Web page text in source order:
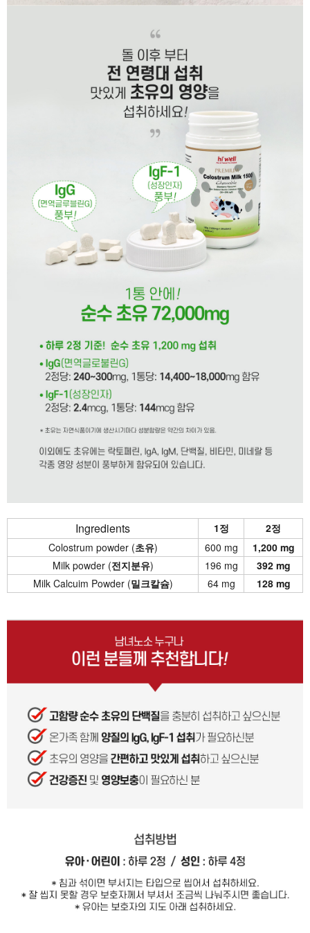
Ingredients 1정
2정
Colostrum powder (초유) 600 mg
1,200 mg
Milk powder (전지분유) 196 mg
392 mg
Milk Calcuim Powder (밀크칼슘) 64 mg 128 mg